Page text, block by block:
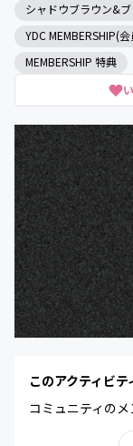
シャドウブラウン&
YDC MEMBERSHIP(
MEMBERSHIP 特典
このアクティビテ
コミュニティのメ